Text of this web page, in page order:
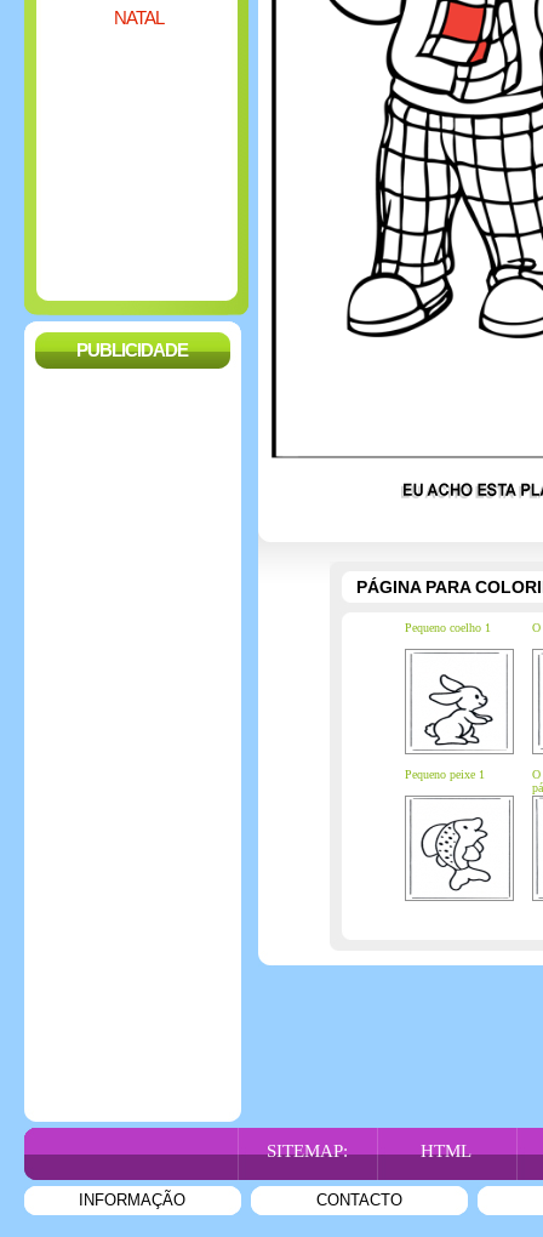
NATAL
PUBLICIDADE
PÁGINA PARA
Pequeno coelho 1 O
Pequeno peixe 1
O
SITEMAP: HTML
INFORMAÇÃO CONTACTO